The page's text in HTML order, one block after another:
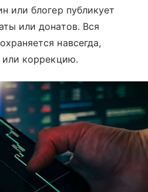
или блогер публикует
или донатов. Вся
навсегда,
или коррекцию.